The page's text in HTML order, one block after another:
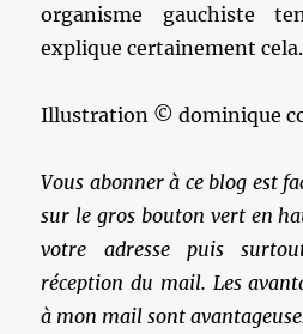
organisme gauchiste
explique certainement
Illustration © dominique
Vous abonner à ce blog est
sur le gros bouton vert en
votre adresse puis
réception du mail. Les
à mon mail sont